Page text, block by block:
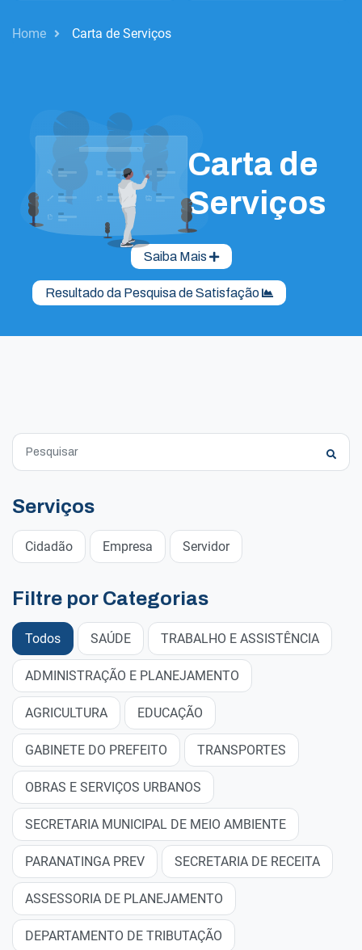
Home Carta de Serviços
Carta de
Serviços
Saiba Mais
Resultado da Pesquisa de Satisfação
Serviços
Cidadão Empresa Servidor
Filtre por Categorias
Todos SAÚDE TRABALHO E ASSISTÊNCIA
ADMINISTRAÇÃO E PLANEJAMENTO
AGRICULTURA EDUCAÇÃO
GABINETE DO PREFEITO TRANSPORTES
OBRAS E SERVIÇOS URBANOS
SECRETARIA MUNICIPAL DE MEIO AMBIENTE
PARANATINGA PREV SECRETARIA DE RECEITA
ASSESSORIA DE PLANEJAMENTO
DEPARTAMENTO DE TRIBUTAÇÃO